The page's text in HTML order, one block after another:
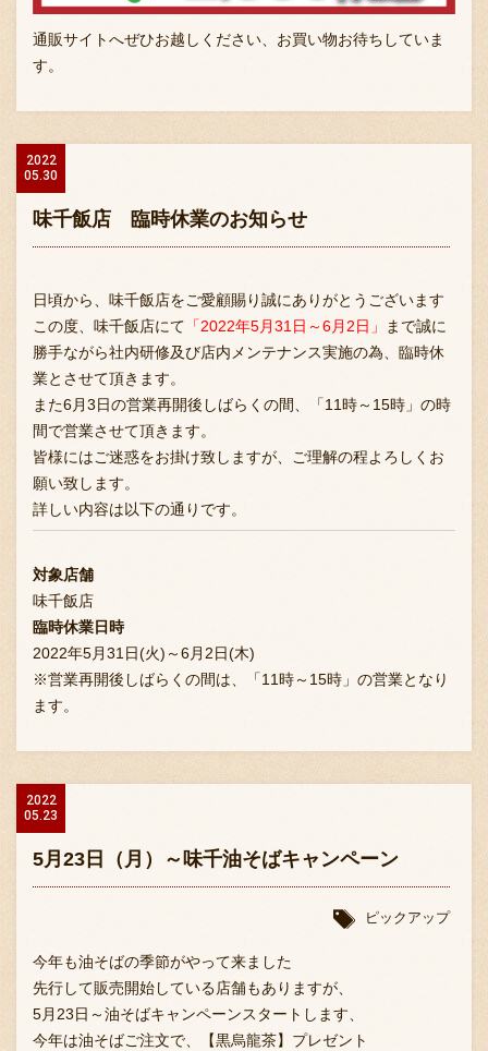
通販サイトへぜひお越しください、お買い物お待ちしていま
す。
2022
05.30
味千飯店 臨時休業のお知らせ
日頃から、味千飯店をご愛顧賜り誠にありがとうございます
この度、味千飯店にて 「2022年5月31日～6月2日」
まで誠に
勝手ながら社内研修及び店内メンテナンス実施の為、臨時休
業とさせて頂きます。
また6月3日の営業再開後しばらくの間、「11時～15時」の時
間で営業させて頂きます。
皆様にはご迷惑をお掛け致しますが、ご理解の程よろしくお
願い致します。
詳しい内容は以下の通りです。
対象店舗
味千飯店
臨時休業日時
2022年5月31日(火)～6月2日(木)
※営業再開後しばらくの間は、「11時～15時」の営業となり
ます。
2022
05.23
5月23日（月）～味千油そばキャンペーン
ピックアップ
今年も油そばの季節がやって来ました
先行して販売開始している店舗もありますが、
5月23日～油そばキャンペーンスタートします、
今年は油そばご注文で、【黒烏龍茶】プレゼント